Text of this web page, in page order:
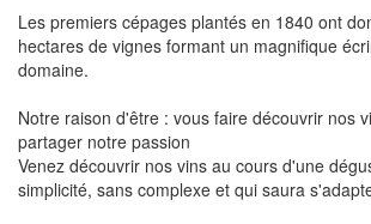
Les premiers cépages plantés en 1840 ont
hectares de vignes formant un magnifique
domaine.
Notre raison d'être : vous faire découvrir nos
partager notre passion
Venez découvrir nos vins au cours d'une
simplicité, sans complexe et qui saura